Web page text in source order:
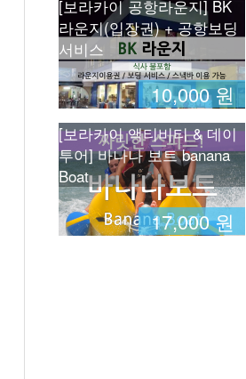
10,000 원
[보라카이 공항라운지] BK
라운지(입장권) + 공항보딩
서비스
17,000 원
[보라카이 액티비티 & 데이
투어] 바나나 보트 banana
Boat